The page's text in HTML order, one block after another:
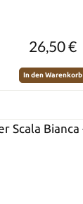
26,50 €
In den Warenkorb